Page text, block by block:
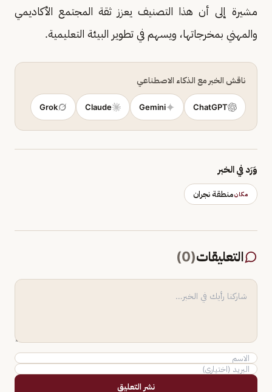
مشيرة إلى أن هذا التصنيف يعزز ثقة المجتمع الأكاديمي
والمهني بمخرجاتها، ويسهم في تطوير البيئة التعليمية.
ناقش الخبر مع الذكاء الاصطناعي
ChatGPT
Gemini
Claude
Grok
وَرَد في الخبر
مكانمنطقة نجران
التعليقات(
0
)
نشر التعليق